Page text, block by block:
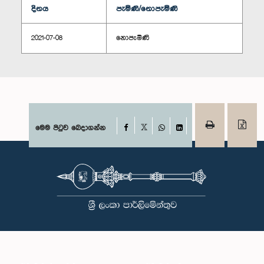
දිනය පැමිණි/නොපැමිණි
2021-07-08 නොපැමිණි
මෙම පිටුව බෙදාගන්න Facebook
WhatsAppLinkedIn